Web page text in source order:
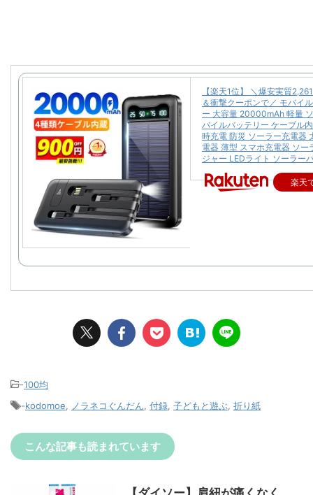
【楽天1位】 ＼爆安実質
＆衝撃クーポンで／ モバイ
ー 大容量 20000mAh 軽量
バイルバッテリー ケーブル
時充電 防災 ソーラー充電器
電器 薄型 スマホ充電器 ソー
ジャー LEDライト ソーラー
楽天
-100均
-kodomoe ノラネコぐんだん 付録 子どもと遊ぶ 折り紙
こんな記事も読まれています